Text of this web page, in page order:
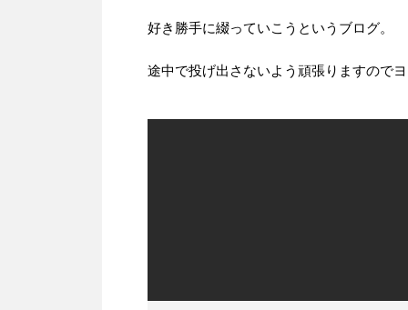
好き勝手に綴っていこうというブログ。
途中で投げ出さないよう頑張りますのでヨ